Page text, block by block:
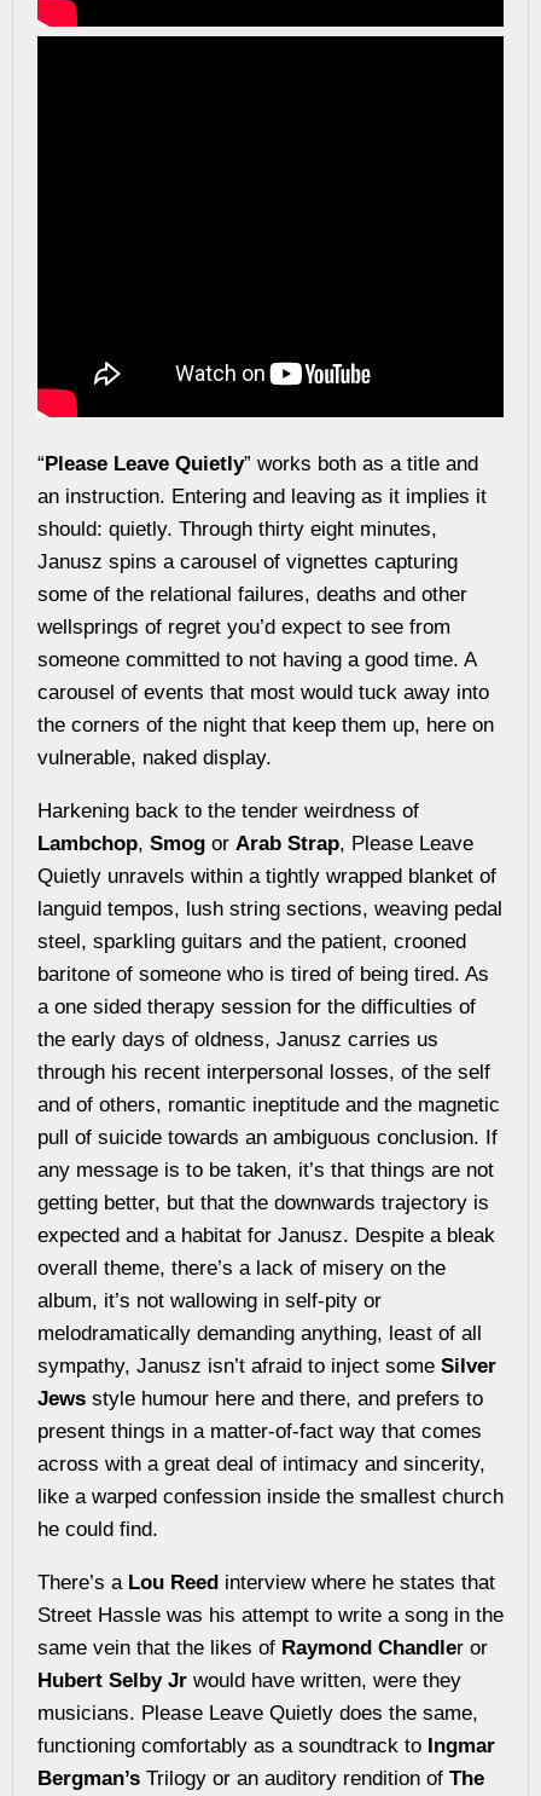
“Please Leave Quietly” works both as a title and
an instruction. Entering and leaving as it implies it
should: quietly. Through thirty eight minutes,
Janusz spins a carousel of vignettes capturing
some of the relational failures, deaths and other
wellsprings of regret you’d expect to see from
someone committed to not having a good time. A
carousel of events that most would tuck away into
the corners of the night that keep them up, here on
vulnerable, naked display.
Harkening back to the tender weirdness of
Lambchop, Smog or Arab Strap, Please Leave
Quietly unravels within a tightly wrapped blanket of
languid tempos, lush string sections, weaving pedal
steel, sparkling guitars and the patient, crooned
baritone of someone who is tired of being tired. As
a one sided therapy session for the difficulties of
the early days of oldness, Janusz carries us
through his recent interpersonal losses, of the self
and of others, romantic ineptitude and the magnetic
pull of suicide towards an ambiguous conclusion. If
any message is to be taken, it’s that things are not
getting better, but that the downwards trajectory is
expected and a habitat for Janusz. Despite a bleak
overall theme, there’s a lack of misery on the
album, it’s not wallowing in self-pity or
melodramatically demanding anything, least of all
sympathy, Janusz isn’t afraid to inject some Silver
Jews style humour here and there, and prefers to
present things in a matter-of-fact way that comes
across with a great deal of intimacy and sincerity,
like a warped confession inside the smallest church
he could find.
There’s a Lou Reed interview where he states that
Street Hassle was his attempt to write a song in the
same vein that the likes of Raymond Chandler or
Hubert Selby Jr would have written, were they
musicians. Please Leave Quietly does the same,
functioning comfortably as a soundtrack to Ingmar
Bergman’s Trilogy or an auditory rendition of The